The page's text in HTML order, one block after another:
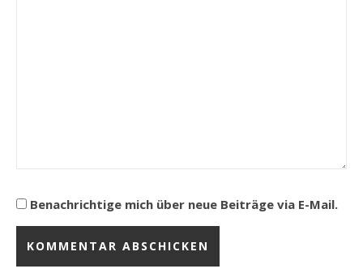
Benachrichtige mich über neue Beiträge via E-Mail.